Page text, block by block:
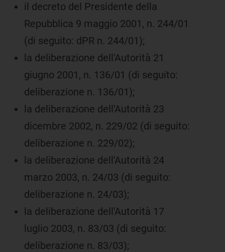
il decreto del Presidente della
Repubblica 9 maggio 2001, n. 244/01
(di seguito: dPR n. 244/01);
la deliberazione dell'Autorità 21
giugno 2001, n. 136/01 (di seguito:
deliberazione n. 136/01);
la deliberazione dell'Autorità 23
dicembre 2002, n. 229/02 (di seguito:
deliberazione n. 229/02);
la deliberazione dell'Autorità 24
marzo 2003, n. 24/03 (di seguito:
deliberazione n. 24/03);
la deliberazione dell'Autorità 17
luglio 2003, n. 83/03 (di seguito:
deliberazione n. 83/03);